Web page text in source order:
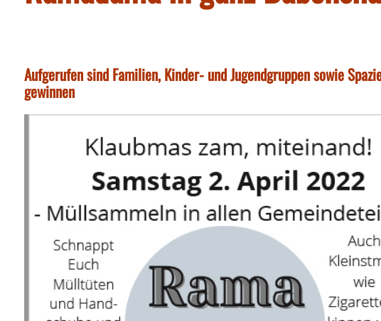
Aufgerufen sind Familien, Kinder- und Jugendgruppen sowie
gewinnen